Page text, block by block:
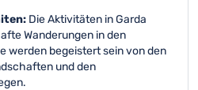
Die Aktivitäten in Garda
Wanderungen in den
werden begeistert sein von den
und den